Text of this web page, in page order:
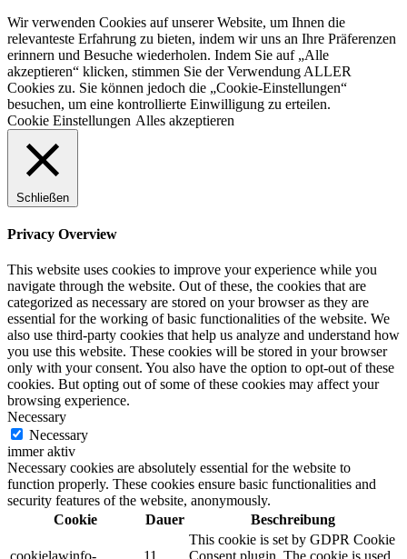
Wir verwenden Cookies auf unserer Website, um Ihnen die
relevanteste Erfahrung zu bieten, indem wir uns an Ihre Präferenzen
erinnern und Besuche wiederholen. Indem Sie auf „Alle
akzeptieren“ klicken, stimmen Sie der Verwendung ALLER
Cookies zu. Sie können jedoch die „Cookie-Einstellungen“
besuchen, um eine kontrollierte Einwilligung zu erteilen.
Cookie Einstellungen Alles akzeptieren
Schließen
Privacy Overview
This website uses cookies to improve your experience while you
navigate through the website. Out of these, the cookies that are
categorized as necessary are stored on your browser as they are
essential for the working of basic functionalities of the website. We
also use third-party cookies that help us analyze and understand how
you use this website. These cookies will be stored in your browser
only with your consent. You also have the option to opt-out of these
cookies. But opting out of some of these cookies may affect your
browsing experience.
Necessary
Necessary
immer aktiv
Necessary cookies are absolutely essential for the website to
function properly. These cookies ensure basic functionalities and
security features of the website, anonymously.
Cookie
Dauer Beschreibung
This cookie is set by GDPR Cookie